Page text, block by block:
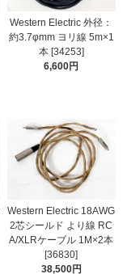
Western Electric 外径：
約3.7φmm ヨリ線 5m×1
本 [34253]
6,600円
Western Electric 18AWG
2芯シールド より線 RC
A/XLRケーブル 1M×2本
[36830]
38,500円